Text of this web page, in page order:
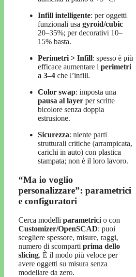
Infill intelligente: per oggetti
funzionali usa gyroid/cubic
20–35%; per decorativi 10–
15% basta.
Perimetri > Infill: spesso è più
efficace aumentare i perimetri
a 3–4 che l’infill.
Color swap: imposta una
pausa al layer per scritte
bicolore senza doppia
estrusione.
Sicurezza: niente parti
strutturali critiche (arrampicata,
carichi in auto) con plastica
stampata; non è il loro lavoro.
“Ma io voglio
personalizzare”: parametrici
e configuratori
Cerca modelli parametrici o con
Customizer/OpenSCAD: puoi
scegliere spessore, misure, raggi,
numero di scomparti prima dello
slicing. È il modo più veloce per
avere oggetti su misura senza
modellare da zero.